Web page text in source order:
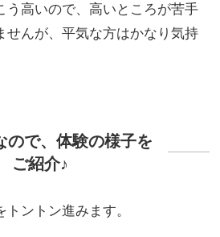
う高いので、高いところが苦手
せんが、平気な方はかなり気持
ので、体験の様子を
ご紹介♪
ントン進みます。